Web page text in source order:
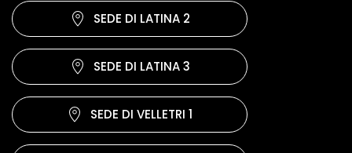
SEDE DI LATINA 2
SEDE DI LATINA 3
SEDE DI VELLETRI 1